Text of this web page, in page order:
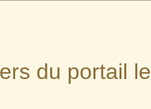
du portail